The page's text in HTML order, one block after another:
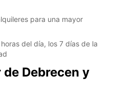
para una mayor
del día, los 7 días de la
Debrecen y